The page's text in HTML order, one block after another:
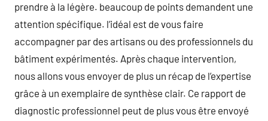
prendre à la légère. beaucoup de points demandent une
attention spécifique. l’idéal est de vous faire
accompagner par des artisans ou des professionnels du
bâtiment expérimentés. Après chaque intervention,
nous allons vous envoyer de plus un récap de l’expertise
grâce à un exemplaire de synthèse clair. Ce rapport de
diagnostic professionnel peut de plus vous être envoyé